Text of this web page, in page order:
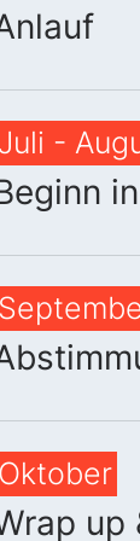
Juli -
Oktober
up